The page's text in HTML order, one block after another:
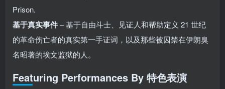
Prison.
基于真实事件– 基于自由斗士、见证人和帮助定义 21 世纪
的革命伤亡者的真实第一手证词，以及那些被囚禁在伊朗臭
名昭著的埃文监狱的人。
Featuring Performances By 特色表演